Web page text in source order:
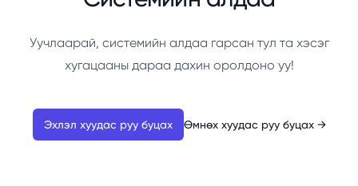
Уучлаарай, системийн алдаа гарсан тул та хэсэг
хугацааны дараа дахин оролдоно уу!
Эхлэл хуудас руу буцах Өмнөх хуудас руу буцах →